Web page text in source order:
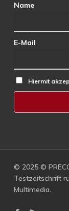
Name
E-Mail
Hiermit
© 2025 ©
Testzeitschrift
Multimedia.